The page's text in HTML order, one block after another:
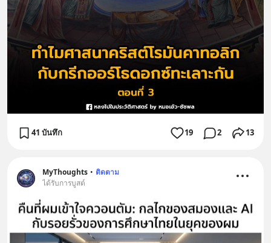
41 บันทึก 19 2 13
MyThoughts • ติดตาม
ได้รับการบูสต์